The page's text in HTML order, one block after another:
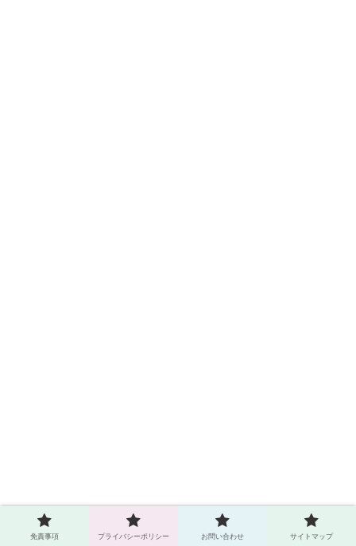
免責事項 プライバシーポリシー お問い合わせ サイトマップ